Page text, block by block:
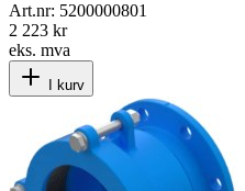
Art.nr: 5200000801
2 223 kr
eks. mva
I kurv